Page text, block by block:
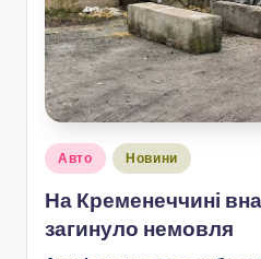
Опубліковано
Авто Новини
На Кременеччині
загинуло немовля